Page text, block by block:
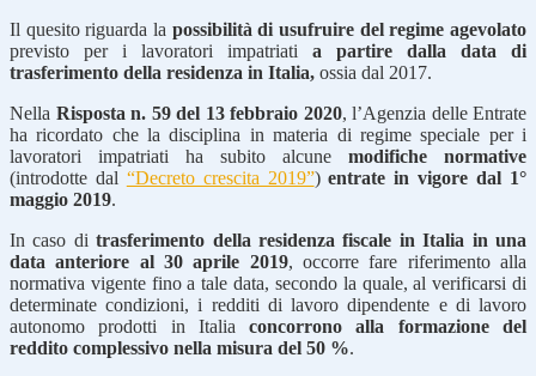
Il quesito riguarda la possibilità di usufruire del regime agevolato
previsto per i lavoratori impatriati a partire dalla data di
trasferimento della residenza in Italia, ossia dal 2017.
Nella Risposta n. 59 del 13 febbraio 2020, l’Agenzia delle Entrate
ha ricordato che la disciplina in materia di regime speciale per i
lavoratori impatriati ha subito alcune modifiche normative
(introdotte dal “Decreto crescita 2019”)entrate in vigore dal 1°
maggio 2019.
In caso ditrasferimento della residenza fiscale in Italia in una
data anteriore al 30 aprile 2019, occorre fare riferimento alla
normativa vigente fino a tale data, secondo la quale, al verificarsi di
determinate condizioni, i redditi di lavoro dipendente e di lavoro
autonomo prodotti in Italiaconcorrono alla formazione del
reddito complessivo nella misura del 50 %.